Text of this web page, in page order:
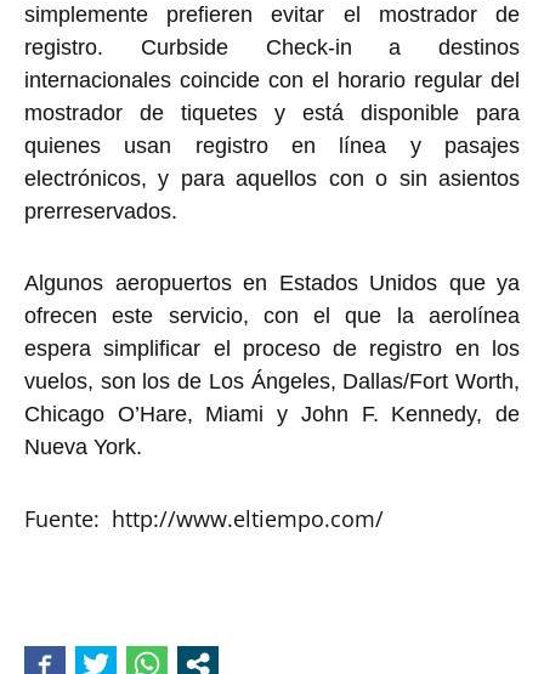
simplemente prefieren evitar el mostrador de
registro. Curbside Check-in a destinos
internacionales coincide con el horario regular del
mostrador de tiquetes y está disponible para
quienes usan registro en línea y pasajes
electrónicos, y para aquellos con o sin asientos
prerreservados.
Algunos aeropuertos en Estados Unidos que ya
ofrecen este servicio, con el que la aerolínea
espera simplificar el proceso de registro en los
vuelos, son los de Los Ángeles, Dallas/Fort Worth,
Chicago O’Hare, Miami y John F. Kennedy, de
Nueva York.
Fuente: http://www.eltiempo.com/